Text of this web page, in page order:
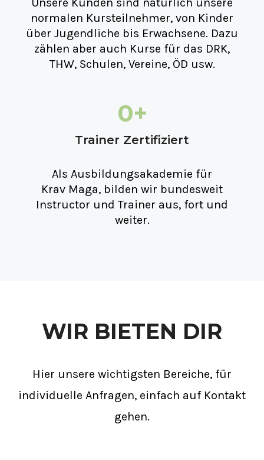
Unsere Kunden sind natürlich unsere
normalen Kursteilnehmer, von Kinder
über Jugendliche bis Erwachsene. Dazu
zählen aber auch Kurse für das DRK,
THW, Schulen, Vereine, ÖD usw.
0+
Trainer Zertifiziert
Als Ausbildungsakademie für
Krav Maga, bilden wir bundesweit
Instructor und Trainer aus, fort und
weiter.
WIR BIETEN DIR
Hier unsere wichtigsten Bereiche, für
individuelle Anfragen, einfach auf Kontakt
gehen.